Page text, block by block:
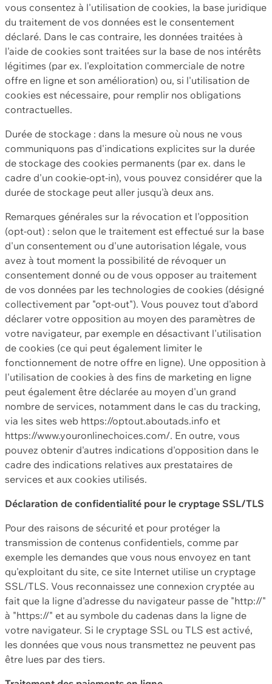
vous consentez à l'utilisation de cookies, la base juridique
du traitement de vos données est le consentement
déclaré. Dans le cas contraire, les données traitées à
l'aide de cookies sont traitées sur la base de nos intérêts
légitimes (par ex. l'exploitation commerciale de notre
offre en ligne et son amélioration) ou, si l'utilisation de
cookies est nécessaire, pour remplir nos obligations
contractuelles.
Durée de stockage : dans la mesure où nous ne vous
communiquons pas d'indications explicites sur la durée
de stockage des cookies permanents (par ex. dans le
cadre d'un cookie-opt-in), vous pouvez considérer que la
durée de stockage peut aller jusqu'à deux ans.
Remarques générales sur la révocation et l'opposition
(opt-out) : selon que le traitement est effectué sur la base
d'un consentement ou d'une autorisation légale, vous
avez à tout moment la possibilité de révoquer un
consentement donné ou de vous opposer au traitement
de vos données par les technologies de cookies (désigné
collectivement par "opt-out"). Vous pouvez tout d'abord
déclarer votre opposition au moyen des paramètres de
votre navigateur, par exemple en désactivant l'utilisation
de cookies (ce qui peut également limiter le
fonctionnement de notre offre en ligne). Une opposition à
l'utilisation de cookies à des fins de marketing en ligne
peut également être déclarée au moyen d'un grand
nombre de services, notamment dans le cas du tracking,
via les sites web https://optout.aboutads.info et
https://www.youronlinechoices.com/. En outre, vous
pouvez obtenir d'autres indications d'opposition dans le
cadre des indications relatives aux prestataires de
services et aux cookies utilisés.
Déclaration de confidentialité pour le cryptage SSL/TLS
Pour des raisons de sécurité et pour protéger la
transmission de contenus confidentiels, comme par
exemple les demandes que vous nous envoyez en tant
qu'exploitant du site, ce site Internet utilise un cryptage
SSL/TLS. Vous reconnaissez une connexion cryptée au
fait que la ligne d'adresse du navigateur passe de "http://"
à "https://" et au symbole du cadenas dans la ligne de
votre navigateur. Si le cryptage SSL ou TLS est activé,
les données que vous nous transmettez ne peuvent pas
être lues par des tiers.